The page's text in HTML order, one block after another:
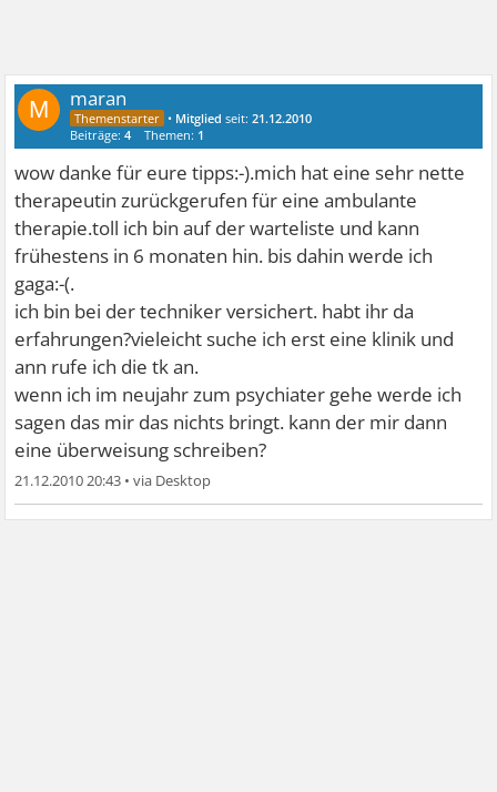
M maran
• Mitglied seit:21.12.2010
Beiträge:4 Themen: 1
wow danke für eure tipps:-).mich hat eine sehr nette
therapeutin zurückgerufen für eine ambulante
therapie.toll ich bin auf der warteliste und kann
frühestens in 6 monaten hin. bis dahin werde ich
gaga:-(.
ich bin bei der techniker versichert. habt ihr da
erfahrungen?vieleicht suche ich erst eine klinik und
ann rufe ich die tk an.
wenn ich im neujahr zum psychiater gehe werde ich
sagen das mir das nichts bringt. kann der mir dann
eine überweisung schreiben?
21.12.2010 20:43 •